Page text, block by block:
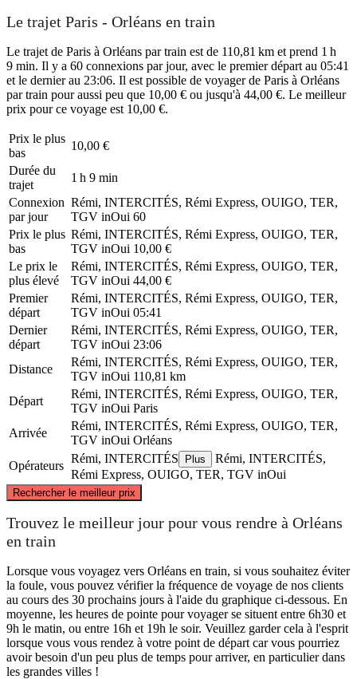
Le trajet Paris - Orléans en train
Le trajet de Paris à Orléans par train est de 110,81 km et prend 1 h
9 min. Il y a 60 connexions par jour, avec le premier départ au 05:41
et le dernier au 23:06. Il est possible de voyager de Paris à Orléans
par train pour aussi peu que 10,00 € ou jusqu'à 44,00 €. Le meilleur
prix pour ce voyage est 10,00 €.
Prix ​​le plus
bas
10,00 €
Durée du
trajet
1 h 9 min
Connexion
par jour
Rémi, INTERCITÉS, Rémi Express, OUIGO, TER,
TGV inOui 60
Prix ​​le plus
bas
Rémi, INTERCITÉS, Rémi Express, OUIGO, TER,
TGV inOui 10,00 €
Le prix le
plus élevé
Rémi, INTERCITÉS, Rémi Express, OUIGO, TER,
TGV inOui 44,00 €
Premier
départ
Rémi, INTERCITÉS, Rémi Express, OUIGO, TER,
TGV inOui 05:41
Dernier
départ
Rémi, INTERCITÉS, Rémi Express, OUIGO, TER,
TGV inOui 23:06
Distance
Rémi, INTERCITÉS, Rémi Express, OUIGO, TER,
TGV inOui 110,81 km
Départ
Rémi, INTERCITÉS, Rémi Express, OUIGO, TER,
TGV inOui Paris
Arrivée
Rémi, INTERCITÉS, Rémi Express, OUIGO, TER,
TGV inOui Orléans
Opérateurs
Rémi, INTERCITÉS Plus
Rémi, INTERCITÉS,
Rémi Express, OUIGO, TER, TGV inOui
Rechercher le meilleur prix
©CARTO, ©OpenStreetMapcontributors
Trouvez le meilleur jour pour vous rendre à Orléans
en train
Lorsque vous voyagez vers Orléans en train, si vous souhaitez éviter
la foule, vous pouvez vérifier la fréquence de voyage de nos clients
au cours des 30 prochains jours à l'aide du graphique ci-dessous. En
moyenne, les heures de pointe pour voyager se situent entre 6h30 et
9h le matin, ou entre 16h et 19h le soir. Veuillez garder cela à l'esprit
lorsque vous vous rendez à votre point de départ car vous pourriez
avoir besoin d'un peu plus de temps pour arriver, en particulier dans
les grandes villes !